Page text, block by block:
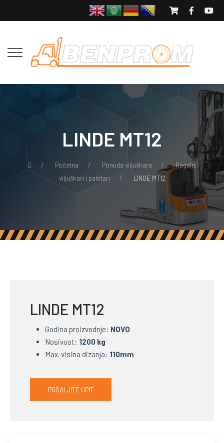
LINDE MT12
Početna Ponuda viljuškara
Regalni
viljuškari i paletari
LINDE MT12
LINDE MT12
Godina proizvodnje: NOVO
Nosivost: 1200 kg
Max. visina dizanja: 110mm
POŠALJITE UPIT